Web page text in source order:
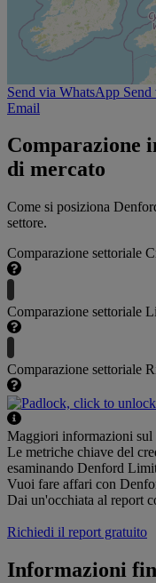
Send via WhatsApp
Email
Comparazione
di mercato
Come si posiziona
settore.
Comparazione settoriale
Comparazione settoriale
Comparazione settoriale
Maggiori informazioni sul
Le metriche chiave del
esaminando Denford
Vuoi fare affari con
Dai un'occhiata al report
Richiedi il report gratuito
Informazioni